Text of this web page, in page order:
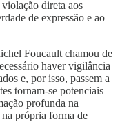
direta aos
de expressão e ao
Foucault chamou de
haver vigilância
e, por isso, passem a
tornam-se potenciais
profunda na
própria forma de